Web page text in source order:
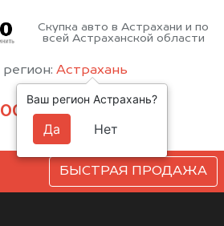
Скупка авто в Астрахани и по
всей Астраханской области
Астрахань
551-81-15
БЫСТРАЯ ПРОДАЖА
Ваш регион Астрахань?
Да Нет